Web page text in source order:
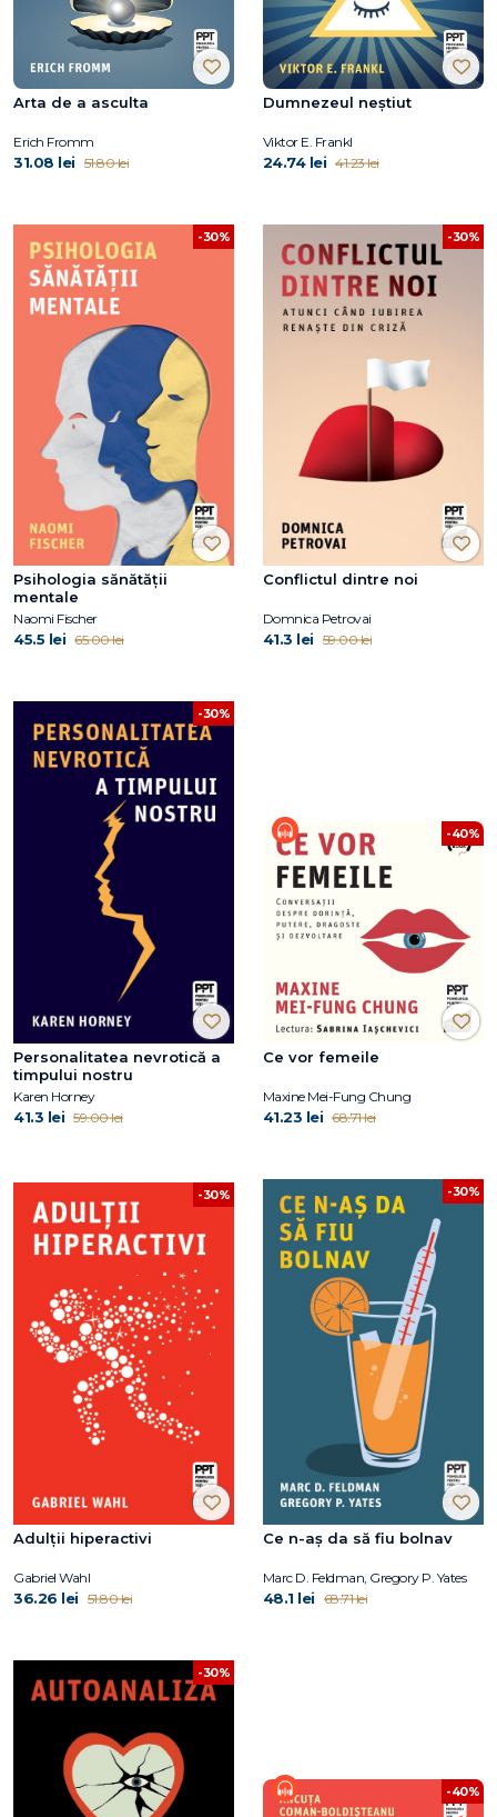
Arta de a asculta
Erich Fromm
31.08 lei 51.80 lei
Dumnezeul neștiut
Viktor E. Frankl
24.74 lei 41.23 lei
-30%
Psihologia sănătății
mentale
Naomi Fischer
45.5 lei 65.00 lei
-30%
Conflictul dintre noi
Domnica Petrovai
41.3 lei 59.00 lei
-30%
Personalitatea nevrotică a
timpului nostru
Karen Horney
41.3 lei 59.00 lei
-40%
Ce vor femeile
Maxine Mei-Fung Chung
41.23 lei 68.71 lei
-30%
Adulții hiperactivi
Gabriel Wahl
36.26 lei 51.80 lei
-30%
Ce n-aș da să fiu bolnav
Marc D. Feldman, Gregory P. Yates
48.1 lei 68.71 lei
-30%
-40%